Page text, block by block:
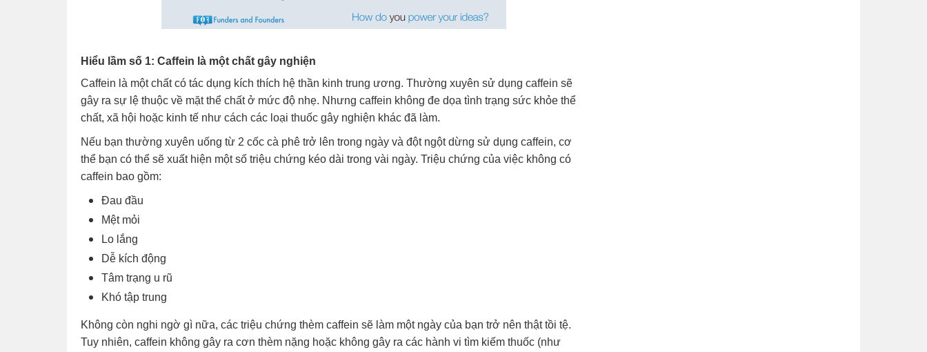
Hiểu lầm số 1: Caffein là một chất gây nghiện
Caffein là một chất có tác dụng kích thích hệ thần kinh trung ương. Thường xuyên sử dụng caffein sẽ
gây ra sự lệ thuộc về mặt thể chất ở mức độ nhẹ. Nhưng caffein không đe dọa tình trạng sức khỏe thể
chất, xã hội hoặc kinh tế như cách các loại thuốc gây nghiện khác đã làm.
Nếu bạn thường xuyên uống từ 2 cốc cà phê trở lên trong ngày và đột ngột dừng sử dụng caffein, cơ
thể bạn có thể sẽ xuất hiện một số triệu chứng kéo dài trong vài ngày. Triệu chứng của việc không có
caffein bao gồm:
Đau đầu
Mệt mỏi
Lo lắng
Dễ kích động
Tâm trạng u rũ
Khó tập trung
Không còn nghi ngờ gì nữa, các triệu chứng thèm caffein sẽ làm một ngày của bạn trở nên thật tồi tệ.
Tuy nhiên, caffein không gây ra cơn thèm nặng hoặc không gây ra các hành vi tìm kiếm thuốc (như